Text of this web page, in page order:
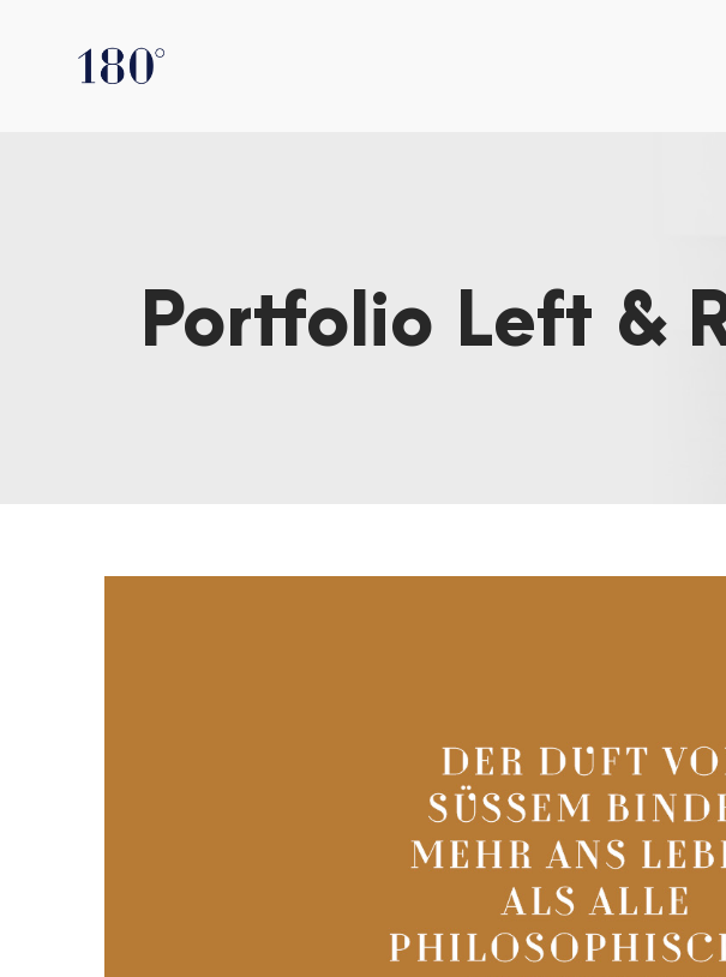
Portfolio Left &